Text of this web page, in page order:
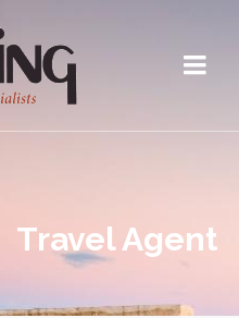
Travel Agent